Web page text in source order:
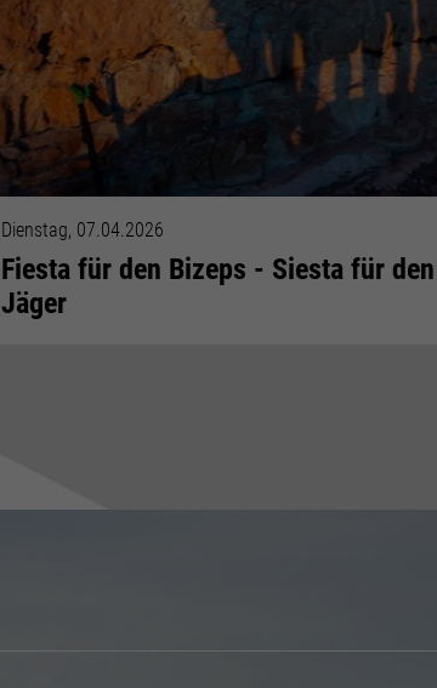
Dienstag, 07.04.2026
Fiesta für den Bizeps - Siesta für
Jäger